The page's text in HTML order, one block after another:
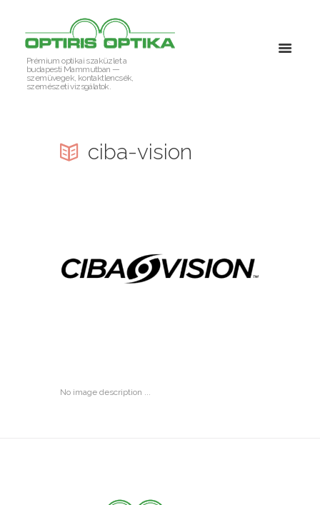
Prémium optikai szaküzlet a
budapesti Mammutban —
szemüvegek, kontaktlencsék,
szemészeti vizsgálatok.
ciba-vision
No image description ...